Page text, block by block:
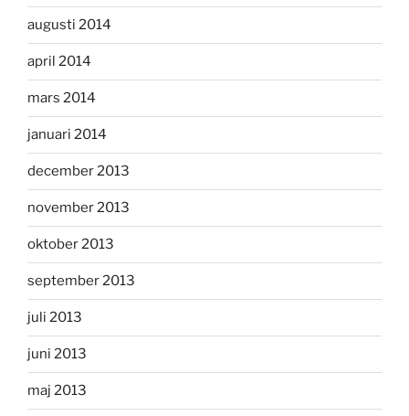
augusti 2014
april 2014
mars 2014
januari 2014
december 2013
november 2013
oktober 2013
september 2013
juli 2013
juni 2013
maj 2013